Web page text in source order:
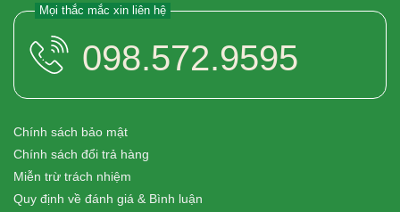
Mọi thắc mắc xin liên hệ
098.572.9595
Chính sách bảo mật
Chính sách đổi trả hàng
Miễn trừ trách nhiệm
Quy định về đánh giá & Bình luận